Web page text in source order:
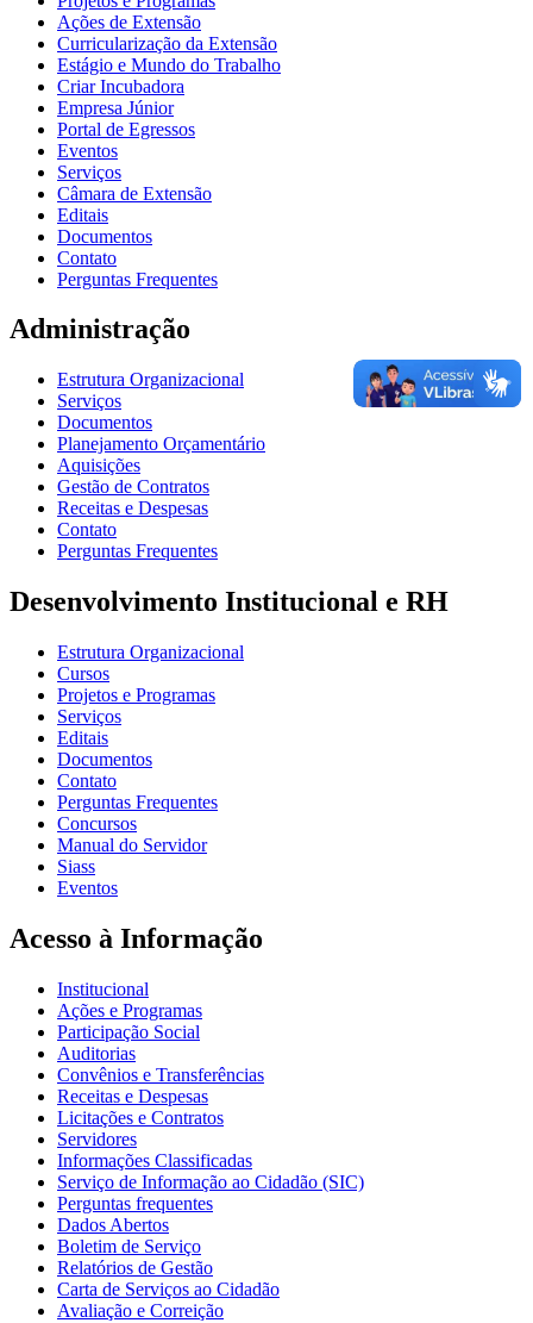
Ações de Extensão
Curricularização da Extensão
Estágio e Mundo do Trabalho
Criar Incubadora
Empresa Júnior
Portal de Egressos
Eventos
Serviços
Câmara de Extensão
Editais
Documentos
Contato
Perguntas Frequentes
Administração
Estrutura Organizacional
Serviços
Documentos
Planejamento Orçamentário
Aquisições
Gestão de Contratos
Receitas e Despesas
Contato
Perguntas Frequentes
Desenvolvimento Institucional e RH
Estrutura Organizacional
Cursos
Projetos e Programas
Serviços
Editais
Documentos
Contato
Perguntas Frequentes
Concursos
Manual do Servidor
Siass
Eventos
Acesso à Informação
Institucional
Ações e Programas
Participação Social
Auditorias
Convênios e Transferências
Receitas e Despesas
Licitações e Contratos
Servidores
Informações Classificadas
Serviço de Informação ao Cidadão (SIC)
Perguntas frequentes
Dados Abertos
Boletim de Serviço
Relatórios de Gestão
Carta de Serviços ao Cidadão
Avaliação e Correição